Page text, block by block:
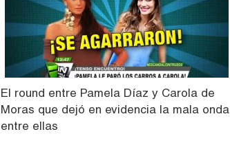
El round entre Pamela Díaz y Carola de
Moras que dejó en evidencia la mala onda
entre ellas